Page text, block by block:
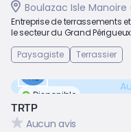
Boulazac Isle
Entreprise de terrassements
le secteur du Grand
Paysagiste
Terrassier
Disponible
TRTP
Aucun avis